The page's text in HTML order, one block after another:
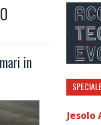
in
Jesolo